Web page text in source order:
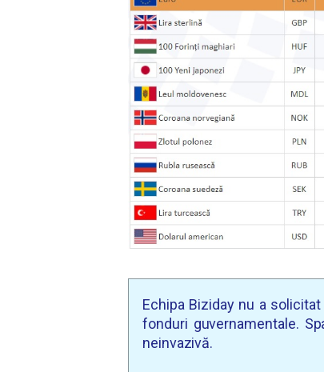
Echipa Biziday nu a
fonduri guvernamentale.
neinvazivă.